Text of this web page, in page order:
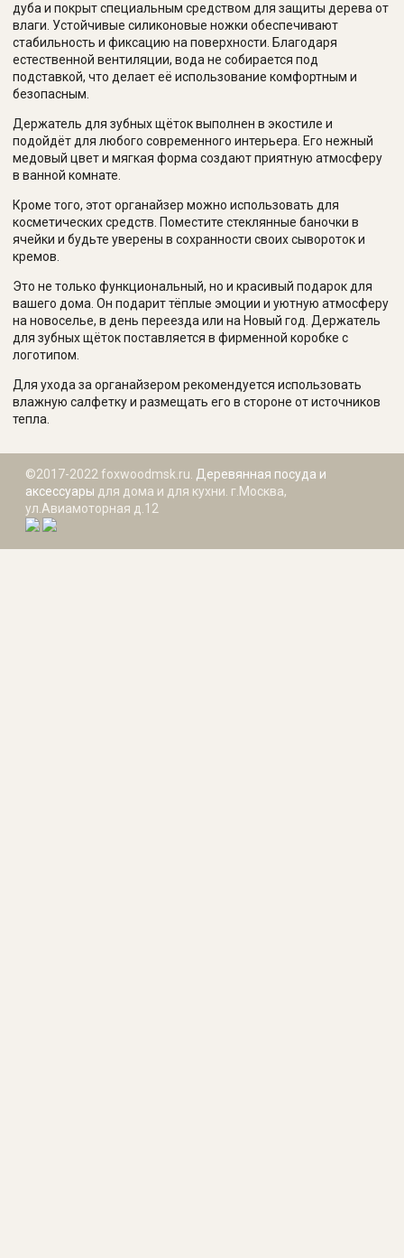
дуба и покрыт специальным средством для защиты дерева от
влаги. Устойчивые силиконовые ножки обеспечивают
стабильность и фиксацию на поверхности. Благодаря
естественной вентиляции, вода не собирается под
подставкой, что делает её использование комфортным и
безопасным.
Держатель для зубных щёток выполнен в экостиле и
подойдёт для любого современного интерьера. Его нежный
медовый цвет и мягкая форма создают приятную атмосферу
в ванной комнате.
Кроме того, этот органайзер можно использовать для
косметических средств. Поместите стеклянные баночки в
ячейки и будьте уверены в сохранности своих сывороток и
кремов.
Это не только функциональный, но и красивый подарок для
вашего дома. Он подарит тёплые эмоции и уютную атмосферу
на новоселье, в день переезда или на Новый год. Держатель
для зубных щёток поставляется в фирменной коробке с
логотипом.
Для ухода за органайзером рекомендуется использовать
влажную салфетку и размещать его в стороне от источников
тепла.
©2017-2022 foxwoodmsk.ru. Деревянная посуда и
аксессуары для дома и для кухни. г.Москва,
ул.Авиамоторная д.12